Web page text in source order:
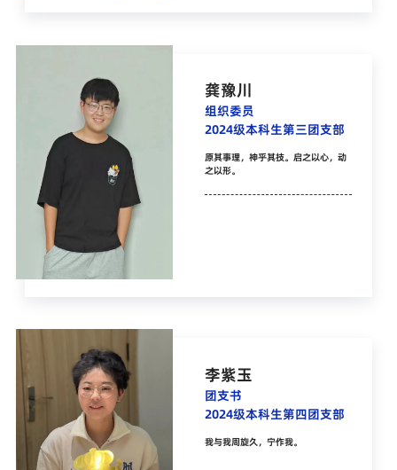
龚豫川
组织委员
2024级本科生第三团支部
原其事理，神乎其技。启之以心，动
之以形。
李紫玉
团支书
2024级本科生第四团支部
我与我周旋久，宁作我。